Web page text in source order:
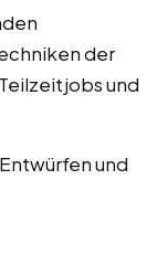
der
und
und